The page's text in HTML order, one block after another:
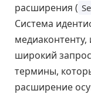
расширения (
Система
широкий
термины,
расширение